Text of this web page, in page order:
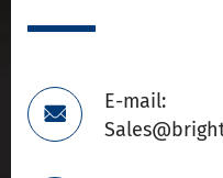

E-mail: